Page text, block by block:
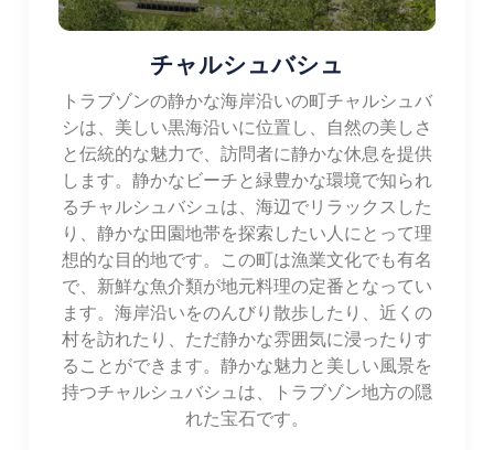
チャルシュバシュ
トラブゾンの静かな海岸沿いの町チャルシュバ
シは、美しい黒海沿いに位置し、自然の美しさ
と伝統的な魅力で、訪問者に静かな休息を提供
します。静かなビーチと緑豊かな環境で知られ
るチャルシュバシュは、海辺でリラックスした
り、静かな田園地帯を探索したい人にとって理
想的な目的地です。この町は漁業文化でも有名
で、新鮮な魚介類が地元料理の定番となってい
ます。海岸沿いをのんびり散歩したり、近くの
村を訪れたり、ただ静かな雰囲気に浸ったりす
ることができます。静かな魅力と美しい風景を
持つチャルシュバシュは、トラブゾン地方の隠
れた宝石です。